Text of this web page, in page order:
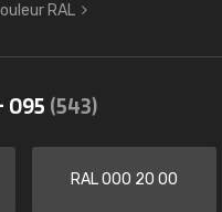
RAL
095 (543)
RAL 000 20 00